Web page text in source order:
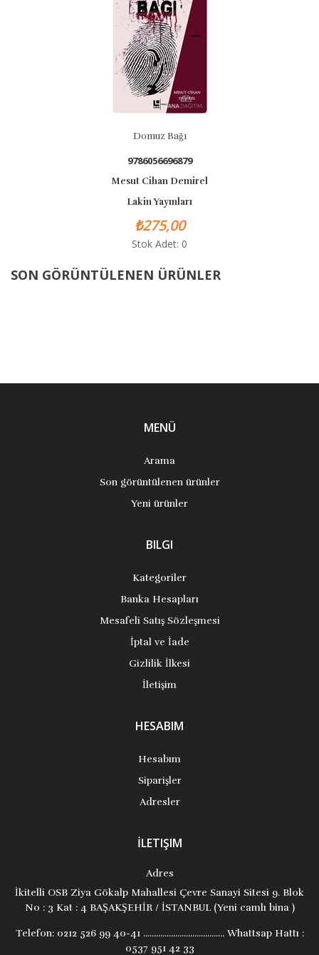
Domuz Bağı
9786056696879
Mesut Cihan Demirel
Lakin Yayınları
₺275,00
Stok Adet: 0
SON GÖRÜNTÜLENEN ÜRÜNLER
MENÜ
Arama
Son görüntülenen ürünler
Yeni ürünler
BILGI
Kategoriler
Banka Hesapları
Mesafeli Satış Sözleşmesi
İptal ve İade
Gizlilik İlkesi
İletişim
HESABIM
Hesabım
Siparişler
Adresler
İLETIŞIM
Adres
İkitelli OSB Ziya Gökalp Mahallesi Çevre Sanayi Sitesi 9. Blok
No : 3 Kat : 4 BAŞAKŞEHİR / İSTANBUL (Yeni camlı bina )
Telefon:0212 526 99 40-41 ...................................... Whattsap Hattı :
0537 951 42 33